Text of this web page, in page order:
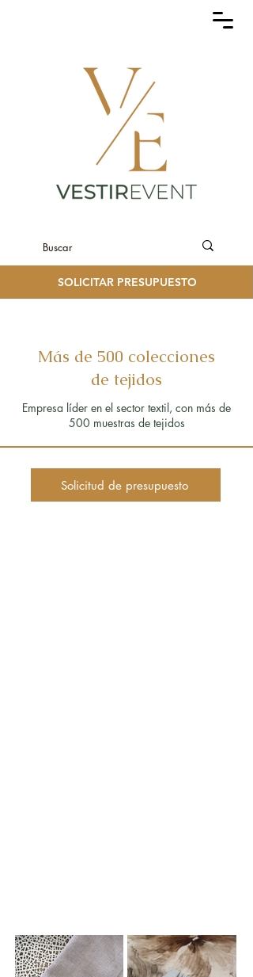
SOLICITAR PRESUPUESTO
Más de 500 colecciones
de tejidos
Empresa líder en el sector textil, con más de
500 muestras de tejidos
Solicitud de presupuesto